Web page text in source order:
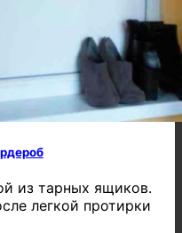
ящик – ч.1
из тарных ящиков.
легкой протирки